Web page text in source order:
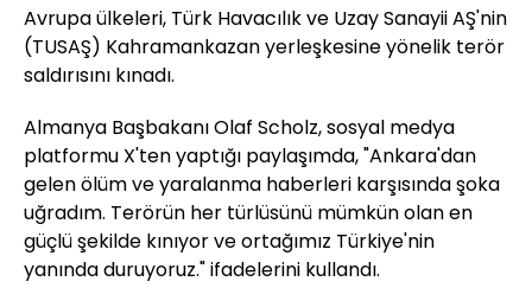
Avrupa ülkeleri, Türk Havacılık ve Uzay Sanayii AŞ'nin
(TUSAŞ) Kahramankazan yerleşkesine yönelik terör
saldırısını kınadı.
Almanya Başbakanı Olaf Scholz, sosyal medya
platformu X'ten yaptığı paylaşımda, "Ankara'dan
gelen ölüm ve yaralanma haberleri karşısında şoka
uğradım. Terörün her türlüsünü mümkün olan en
güçlü şekilde kınıyor ve ortağımız Türkiye'nin
yanında duruyoruz." ifadelerini kullandı.